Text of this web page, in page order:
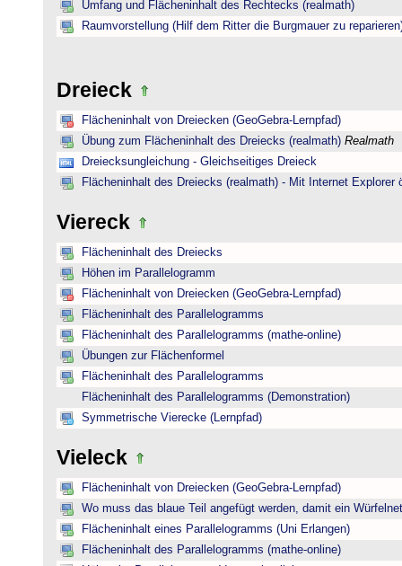
Umfang und Flächeninhalt des Rechtecks (realmath)
Raumvorstellung (Hilf dem Ritter die Burgmauer zu
Dreieck
Flächeninhalt von Dreiecken (GeoGebra-Lernpfad)
Übung zum Flächeninhalt des Dreiecks (realmath) Realmath
Dreiecksungleichung - Gleichseitiges Dreieck
Flächeninhalt des Dreiecks (realmath) - Mit Internet Explorer
Viereck
Flächeninhalt des Dreiecks
Höhen im Parallelogramm
Flächeninhalt von Dreiecken (GeoGebra-Lernpfad)
Flächeninhalt des Parallelogramms
Flächeninhalt des Parallelogramms (mathe-online)
Übungen zur Flächenformel
Flächeninhalt des Parallelogramms
Flächeninhalt des Parallelogramms (Demonstration)
Symmetrische Vierecke (Lernpfad)
Vieleck
Flächeninhalt von Dreiecken (GeoGebra-Lernpfad)
Wo muss das blaue Teil angefügt werden, damit ein
Flächeninhalt eines Parallelogramms (Uni Erlangen)
Flächeninhalt des Parallelogramms (mathe-online)